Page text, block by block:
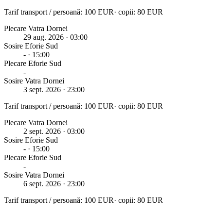
Tarif transport / persoană: 100 EUR· copii: 80 EUR
Plecare Vatra Dornei
29 aug. 2026 · 03:00
Sosire Eforie Sud
- · 15:00
Plecare Eforie Sud
-
Sosire Vatra Dornei
3 sept. 2026 · 23:00
Tarif transport / persoană: 100 EUR· copii: 80 EUR
Plecare Vatra Dornei
2 sept. 2026 · 03:00
Sosire Eforie Sud
- · 15:00
Plecare Eforie Sud
-
Sosire Vatra Dornei
6 sept. 2026 · 23:00
Tarif transport / persoană: 100 EUR· copii: 80 EUR